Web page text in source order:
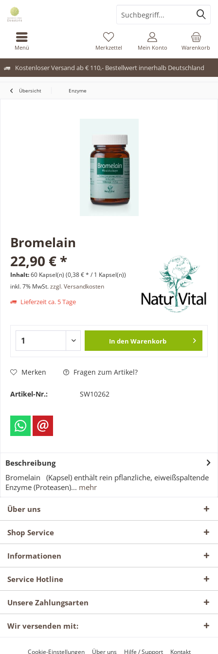
Kostenloser Versand ab € 110,- Bestellwert innerhalb Deutschland
Menü Warenkorb
Merkzettel Mein Konto
Übersicht Enzyme
Bromelain
22,90 € *
Inhalt:60 Kapsel(n) (0,38 € * / 1 Kapsel(n))
inkl. 7% MwSt.zzgl. Versandkosten
Lieferzeit ca. 5 Tage
In den Warenkorb
Merken Fragen zum Artikel?
Artikel-Nr.: SW10262
Beschreibung
Bromelain (Kapsel) enthält rein pflanzliche, eiweißspaltende
Enzyme (Proteasen)... mehr
Über uns
Shop Service
Informationen
Service Hotline
Unsere Zahlungsarten
Wir versenden mit:
Cookie-Einstellungen Über uns Hilfe / Support Kontakt